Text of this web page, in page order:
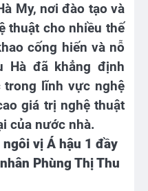
My, nơi đào tạo và
thuật cho nhiều thế
cống hiến và nỗ
Hà đã khẳng định
lĩnh vực nghệ
giá trị nghệ thuật
của nước nhà.
vị Á hậu 1 đầy
Phùng Thị Thu